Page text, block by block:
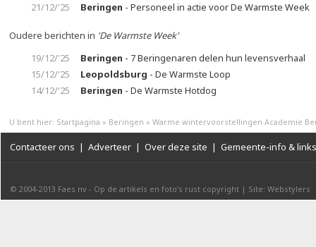
21/12/'25
Beringen - Personeel in actie voor De Warmste Week
Oudere berichten in 'De Warmste Week'
19/12/'25
Beringen - 7 Beringenaren delen hun levensverhaal
15/12/'25
Leopoldsburg - De Warmste Loop
14/12/'25
Beringen - De Warmste Hotdog
U bent hier: Startpagina » Beringen » Warme wintervoorstellingen Academie
Contacteer ons | Adverteer | Over deze site | Gemeente-info & links
© 2004-2013 Faes nv - Op de artikels en foto’s rust copyright | Site: Webstylers